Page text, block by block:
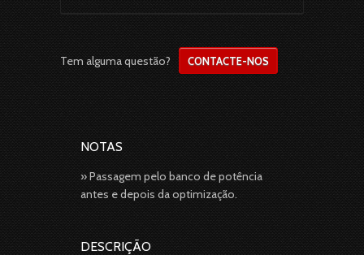
Tem alguma questão? CONTACTE-NOS
NOTAS
» Passagem pelo banco de potência
antes e depois da optimização.
DESCRIÇÃO